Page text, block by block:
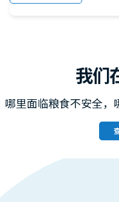
我们
哪里面临粮食不安全，